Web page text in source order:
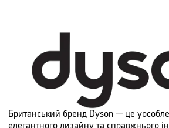
Британський бренд Dyson — це
елегантного дизайну та справжнього